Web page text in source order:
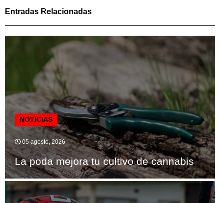
Entradas Relacionadas
NOTICIAS
05 agosto, 2026
La poda mejora tu cultivo de cannabis